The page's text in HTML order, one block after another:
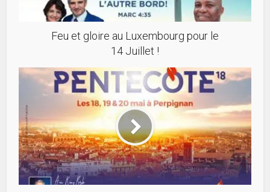
Feu et gloire au Luxembourg pour le
14 Juillet !